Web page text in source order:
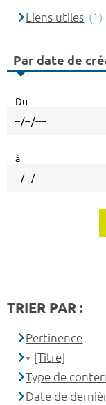
Liens utiles (1)
Par date de
Du
à
TRIER PAR :
Pertinence
[Titre]
Type de
Date de